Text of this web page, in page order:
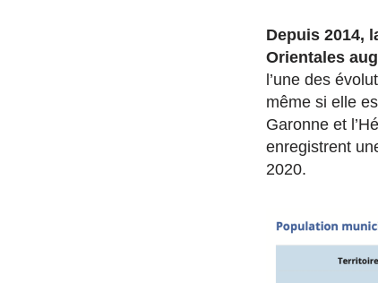
Depuis 2014,
Orientales
l’une des
même si elle
Garonne et
enregistrent
2020.